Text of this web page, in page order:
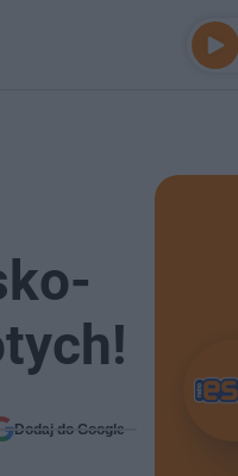
Dodaj do Google